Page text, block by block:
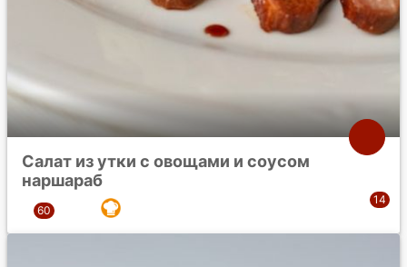
Салат из утки с овощами и соусом
наршараб